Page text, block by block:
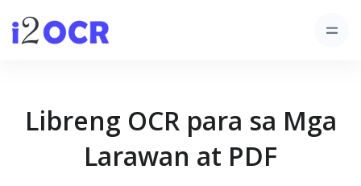
Libreng OCR para sa Mga
Larawan at PDF